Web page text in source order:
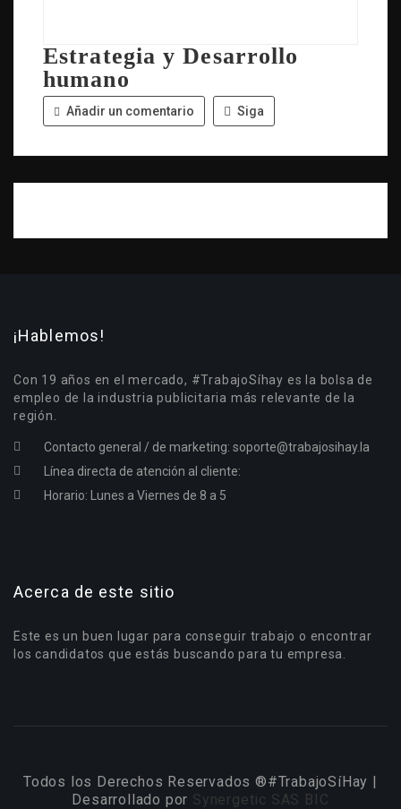
Estrategia y Desarrollo
humano
Añadir un comentario Siga
¡Hablemos!
Con 19 años en el mercado, #TrabajoSíhay es la bolsa de
empleo de la industria publicitaria más relevante de la
región.
Contacto general / de marketing: soporte@trabajosihay.la
Línea directa de atención al cliente:
Horario: Lunes a Viernes de 8 a 5
Acerca de este sitio
Este es un buen lugar para conseguir trabajo o encontrar
los candidatos que estás buscando para tu empresa.
Todos los Derechos Reservados ®#TrabajoSíHay |
Desarrollado por Synergetic SAS BIC